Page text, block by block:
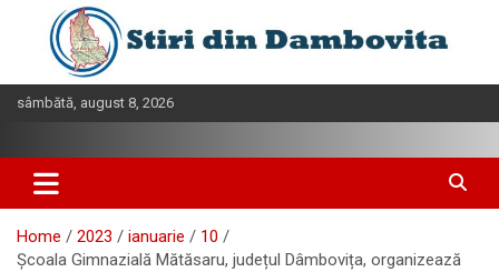
content
sâmbătă, august 8, 2026
Home 2023 ianuarie
10
Școala Gimnazială Mătăsaru, județul Dâmbovița, organizează